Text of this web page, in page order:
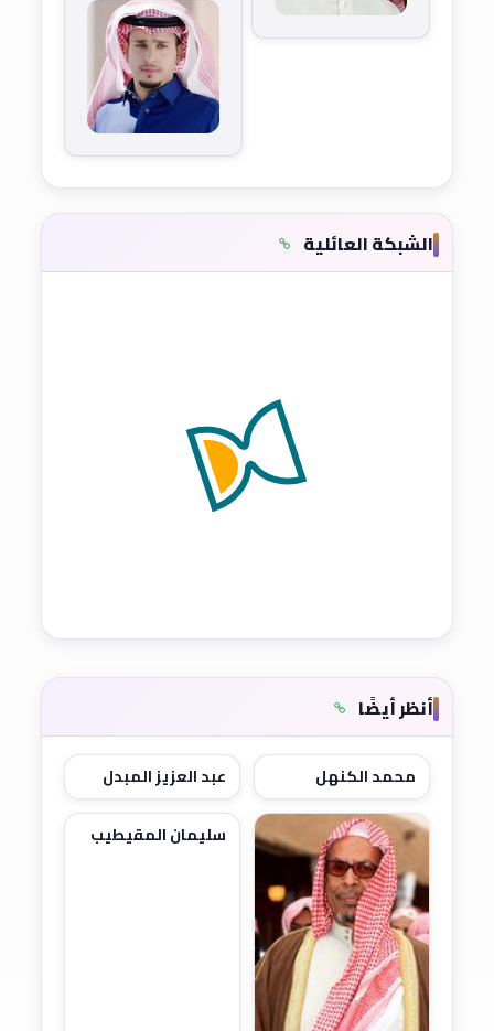
الشبكة العائلية
أنظر أيضًا
محمد الكنهل عبد العزيز المبدل
سليمان المقيطيب